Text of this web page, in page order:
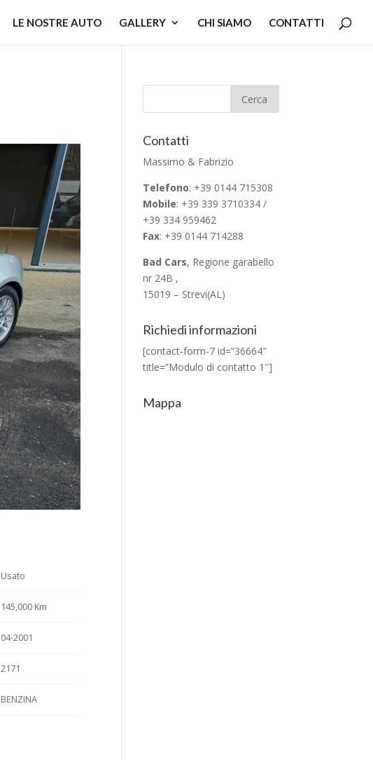
LE NOSTRE AUTO GALLERY CHI SIAMO CONTATTI
Usato
145,000 Km
04-2001
2171
BENZINA
Contatti
Massimo & Fabrizio
Telefono: +39 0144 715308
Mobile: +39 339 3710334 /
+39 334 959462
Fax: +39 0144 714288
Bad Cars, Regione garabello
nr 24B ,
15019 – Strevi(AL)
Richiedi informazioni
[contact-form-7 id=”36664″
title=”Modulo di contatto 1″]
Mappa